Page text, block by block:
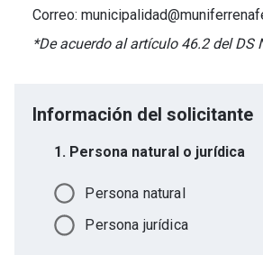
Correo:
*De acuerdo al artículo 46.2 del DS
Información del solicitante
1. Persona natural o jurídica
Persona natural
Persona jurídica